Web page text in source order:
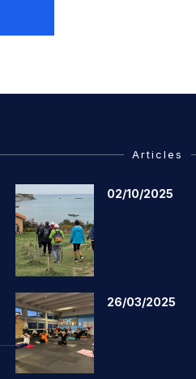
Articles
02/10/2025
26/03/2025